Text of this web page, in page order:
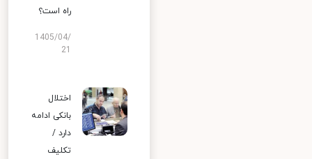
راه است؟
1405/04/
اختلال
بانکی ادامه
دارد /
تکلیف